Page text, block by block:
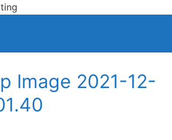
Image 2021-12-